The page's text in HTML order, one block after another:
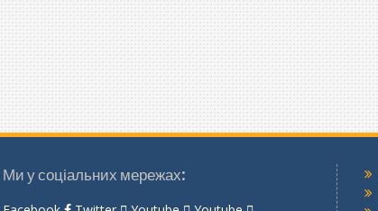
Ми у соціальних мережах: